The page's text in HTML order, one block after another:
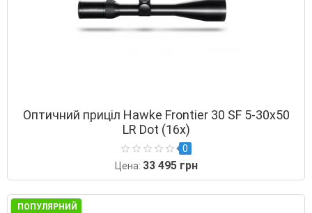
Оптичний приціл Hawke Frontier 30 SF 5-30х50
LR Dot (16х)
0
Цена: 33 495 грн
ПОПУЛЯРНИЙ